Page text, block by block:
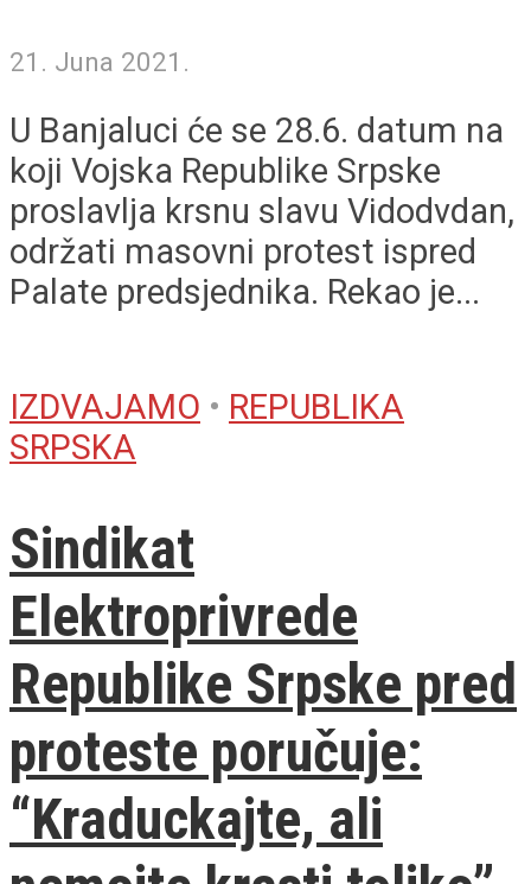
21. Juna 2021.
U Banjaluci će se 28.6. datum na
koji Vojska Republike Srpske
proslavlja krsnu slavu Vidodvdan,
održati masovni protest ispred
Palate predsjednika. Rekao je...
IZDVAJAMO • REPUBLIKA
SRPSKA
Sindikat
Elektroprivrede
Republike Srpske pred
proteste poručuje:
“Kraduckajte, ali